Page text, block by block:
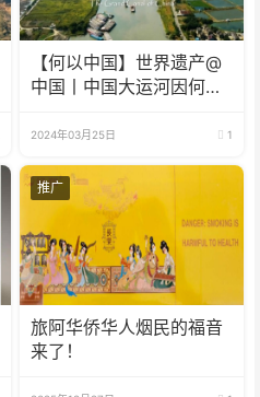
【何以中国】世界遗产@
中国丨中国大运河因何成
2024年03月25日 1
推广
旅阿华侨华人烟民的福音
来了！